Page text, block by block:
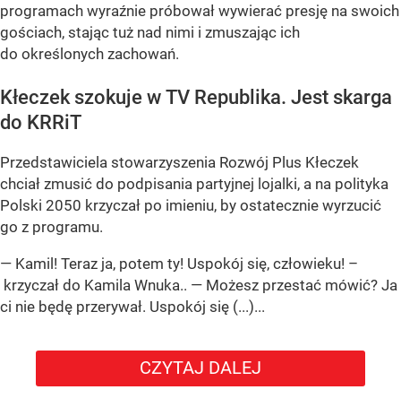
programach wyraźnie próbował wywierać presję na swoich
gościach, stając tuż nad nimi i zmuszając ich
do określonych zachowań.
Kłeczek szokuje w TV Republika. Jest skarga
do KRRiT
Przedstawiciela stowarzyszenia Rozwój Plus Kłeczek
chciał zmusić do podpisania partyjnej lojalki, a na polityka
Polski 2050 krzyczał po imieniu, by ostatecznie wyrzucić
go z programu.
— Kamil! Teraz ja, potem ty! Uspokój się, człowieku! –
krzyczał do Kamila Wnuka.. — Możesz przestać mówić? Ja
ci nie będę przerywał. Uspokój się (...)...
CZYTAJ DALEJ